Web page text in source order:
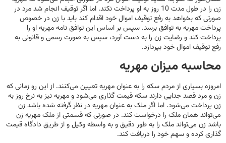
زن را در طول مدت 10 روز به او پرداخت نکند. اما اگر توقیف انجام شد مرد در
صورتی که بخواهد به رفع توقیف اموال خود اقدام کند باید با زن در خصوص
پرداخت مهریه به توافق برسد. سپس بر اساس این توافق نامه مهریه او را
پرداخت کند و رضایت زن را به دست آورد، سپس به صورت رسمی و قانونی به
رفع توقیف اموال خود بپردازد.
محاسبه میزان مهریه
امروزه بسیاری از مردم سکه را به عنوان مهریه تعیین می‌کنند. از این رو زمانی که
زن و مرد قصد جدایی دارند سکه قیمت گذاری می‌شود و مهریه نیز به نرخ روز به
زن پرداخت می‌شود. اما اگر ملک به عنوان مهریه در نظر گرفته شده باشد زن
می‌تواند همان ملک را درخواست کند. در صورتی که قسمتی از ملک مهریه زن
باشد زن می‌تواند ملک را به طور دقیق و به واسطه وکیل و از طریق دادگاه قیمت
گذاری کرده و سهم خود را دریافت کند.